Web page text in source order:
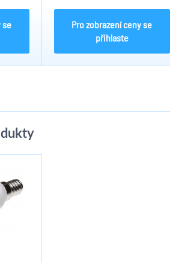
se
Pro zobrazení ceny se
přihlaste